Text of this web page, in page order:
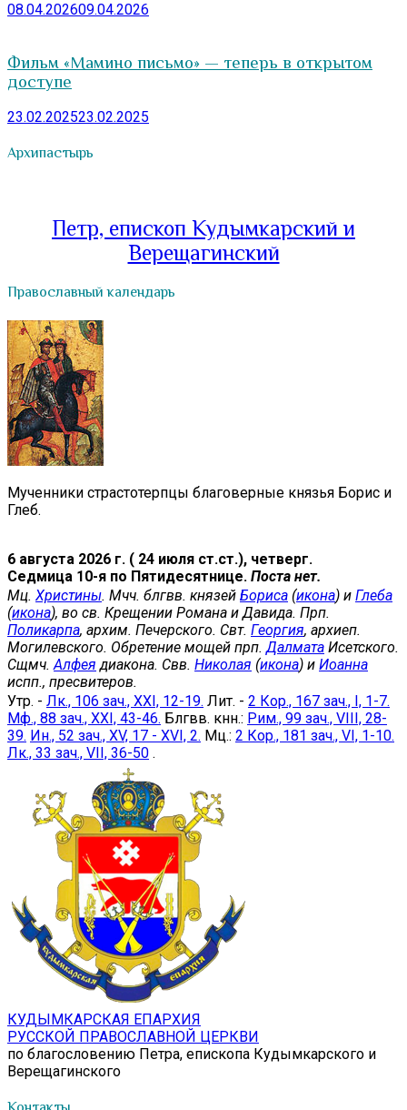
08.04.202609.04.2026
Фильм «Мамино письмо» — теперь в открытом
доступе
23.02.202523.02.2025
Архипастырь
Петр, епископ Кудымкарский и
Верещагинский
Православный календарь
Мученники страстотерпцы благоверные князья Борис и
Глеб.
6 августа 2026 г. ( 24 июля ст.ст.), четверг.
Седмица 10-я по Пятидесятнице. Поста нет.
Мц. Христины. Мчч. блгвв. князей Бориса (икона) и Глеба
(икона), во св. Крещении Романа и Давида. Прп.
Поликарпа, архим. Печерского. Свт. Георгия, архиеп.
Могилевского. Обретение мощей прп. Далмата Исетского.
Сщмч. Алфея диакона. Свв. Николая (икона) и Иоанна
испп., пресвитеров.
Утр. - Лк., 106 зач., XXI, 12-19. Лит. - 2 Кор., 167 зач., I, 1-7.
Мф., 88 зач., XXI, 43-46. Блгвв. кнн.: Рим., 99 зач., VIII, 28-
39. Ин., 52 зач., XV, 17 - XVI, 2. Мц.: 2 Кор., 181 зач., VI, 1-10.
Лк., 33 зач., VII, 36-50 .
КУДЫМКАРСКАЯ ЕПАРХИЯ
РУССКОЙ ПРАВОСЛАВНОЙ ЦЕРКВИ
по благословению Петра, епископа Кудымкарского и
Верещагинского